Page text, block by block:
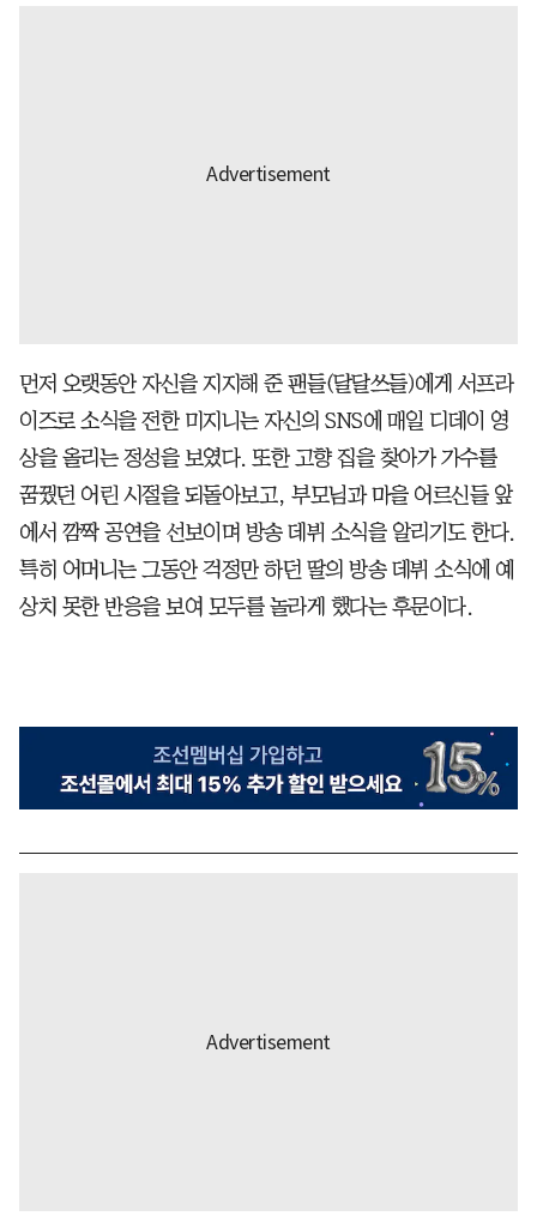
먼저 오랫동안 자신을 지지해 준 팬들(달달쓰들)에게 서프라
이즈로 소식을 전한 미지니는 자신의 SNS에 매일 디데이 영
상을 올리는 정성을 보였다. 또한 고향 집을 찾아가 가수를
꿈꿨던 어린 시절을 되돌아보고, 부모님과 마을 어르신들 앞
에서 깜짝 공연을 선보이며 방송 데뷔 소식을 알리기도 한다.
특히 어머니는 그동안 걱정만 하던 딸의 방송 데뷔 소식에 예
상치 못한 반응을 보여 모두를 놀라게 했다는 후문이다.